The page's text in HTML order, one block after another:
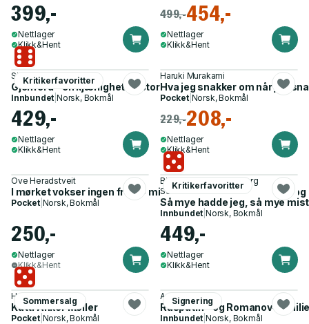
399,-
Nettlager
Klikk&Hent
499,-454,-
Nettlager
Klikk&Hent
Kritikerfavoritter
Siri Hustvedt
Gjenferd - en kjærlighetshistorie
Innbundet |Norsk, Bokmål
429,-
Nettlager
Klikk&Hent
Haruki Murakami
Hva jeg snakker om når jeg
Pocket| Norsk, Bokmål
229,-208,-
Nettlager
Klikk&Hent
Ove Heradstveit
I mørket vokser ingen frukt - mitt vitnesbyrd om bundethet
Pocket| Norsk, Bokmål
250,-
Nettlager
Klikk&Hent
Kritikerfavoritter
Birgit Skarstein, Ingeborg
Senneset
Så mye hadde jeg, så mye
Innbundet |Norsk, Bokmål
449,-
Nettlager
Klikk&Hent
Sommersalg
Hege Duckert
Katti Anker Møller
Pocket| Norsk, Bokmål
Signering
Antony Beevor
Rasputin - og Romanov-
Innbundet |Norsk, Bokmål